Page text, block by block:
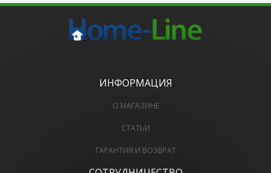
ИНФОРМАЦИЯ
О МАГАЗИНЕ
СТАТЬИ
ГАРАНТИЯ И ВОЗВРАТ